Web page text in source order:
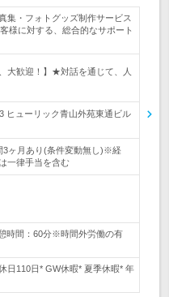
集・フォトグッズ制作サービス
様に対する、総合的なサポート
大歓迎！】★対話を通じて、人
ヒューリック青山外苑東通ビル
3ヶ月あり(条件変動無し)※経
一律手当を含む
時間：60分※時間外労働の有
日110日* GW休暇* 夏季休暇* 年